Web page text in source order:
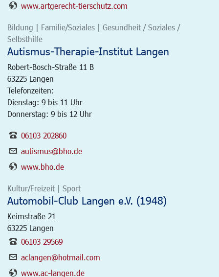
www.artgerecht-tierschutz.com
Bildung | Familie/Soziales | Gesundheit / Soziales /
Selbsthilfe
Autismus-Therapie-Institut Langen
Robert-Bosch-Straße 11 B
63225 Langen
Telefonzeiten:
Dienstag: 9 bis 11 Uhr
Donnerstag: 9 bis 12 Uhr
06103 202860
autismus@bho.de
www.bho.de
Kultur/Freizeit | Sport
Automobil-Club Langen e.V. (1948)
Keimstraße 21
63225 Langen
06103 29569
aclangen@hotmail.com
www.ac-langen.de